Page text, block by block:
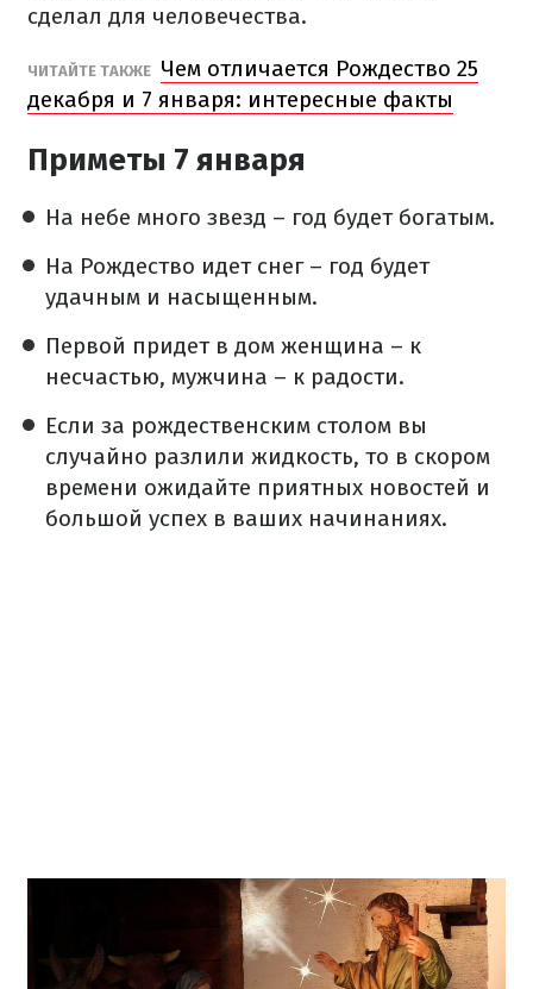
сделал для человечества.
ЧИТАЙТЕ ТАКЖЕ Чем отличается Рождество 25
декабря и 7 января: интересные факты
Приметы 7 января
На небе много звезд – год будет богатым.
На Рождество идет снег – год будет
удачным и насыщенным.
Первой придет в дом женщина – к
несчастью, мужчина – к радости.
Если за рождественским столом вы
случайно разлили жидкость, то в скором
времени ожидайте приятных новостей и
большой успех в ваших начинаниях.